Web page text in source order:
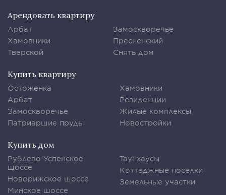
Арендовать квартиру
Арбат
Хамовники
Тверской
Замоскворечье
Пресненский
Снять дом
Купить квартиру
Остоженка
Арбат
Замоскворечье
Патриаршие пруды
Хамовники
Резиденции
Жилые комплексы
Новостройки
Купить дом
Рублево-Успенское
шоссе
Новорижское шоссе
Минское шоссе
Таунхаусы
Коттеджные поселки
Земельные участки